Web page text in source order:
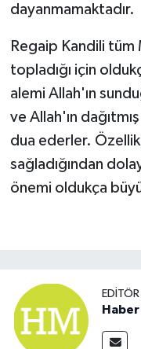
dayanmamaktadır.
Regaip Kandili tüm
topladığı için
alemi Allah'ın
ve Allah'ın
dua ederler.
sağladığından
önemi oldukça